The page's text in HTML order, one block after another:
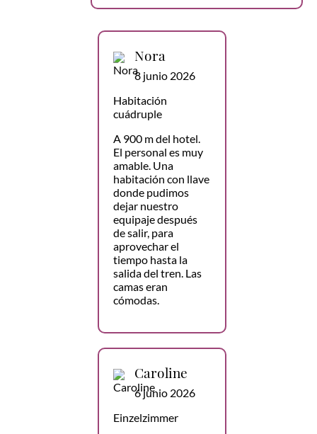
Nora
8 junio 2026
Habitación
cuádruple
A 900 m del hotel.
El personal es muy
amable. Una
habitación con llave
donde pudimos
dejar nuestro
equipaje después
de salir, para
aprovechar el
tiempo hasta la
salida del tren. Las
camas eran
cómodas.
Caroline
6 junio 2026
Einzelzimmer